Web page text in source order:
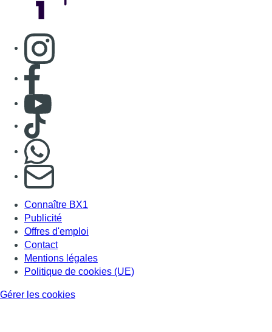
Consulter page Instagram
Consulter page Facebook
Consulter Youtube
Consulter TikTok
S'abonner à notre newsletter
Connaître BX1
Publicité
Offres d'emploi
Contact
Mentions légales
Politique de cookies (UE)
Gérer les cookies